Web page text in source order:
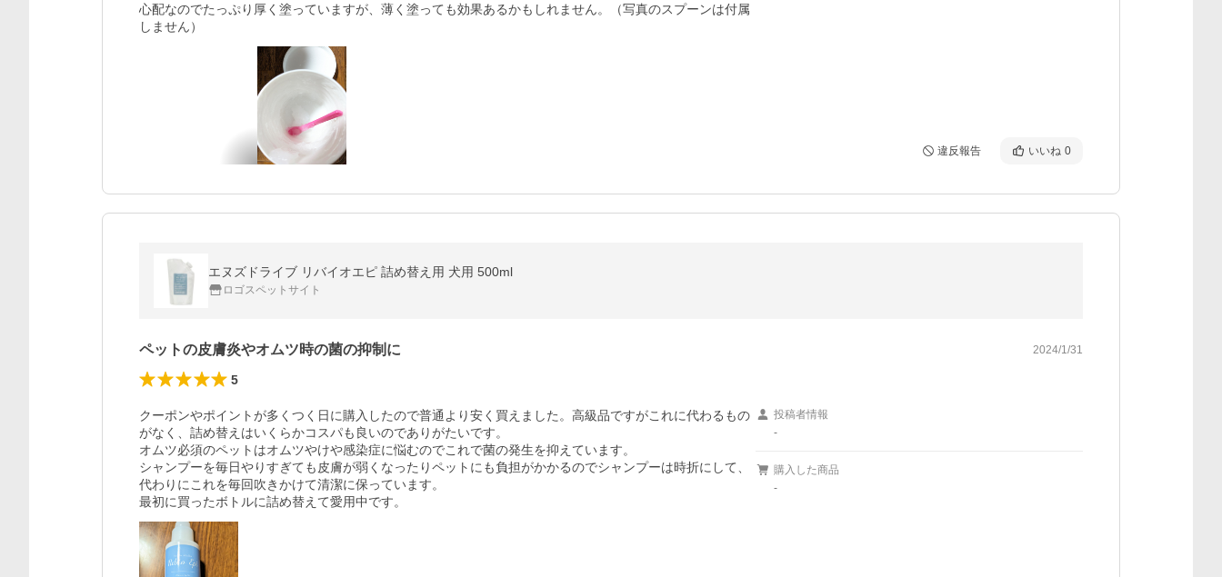
心配なのでたっぷり厚く塗っていますが、薄く塗っても効果あるかもしれません。（写真のスプーンは付属
しません）
違反報告 いいね 0
エヌズドライブ リバイオエピ 詰め替え用 犬用 500ml
ロゴスペットサイト
ペットの皮膚炎やオムツ時の菌の抑制に 2024/1/31
5
クーポンやポイントが多くつく日に購入したので普通より安く買えました。高級品ですがこれに代わるもの
がなく、詰め替えはいくらかコスパも良いのでありがたいです。
オムツ必須のペットはオムツやけや感染症に悩むのでこれで菌の発生を抑えています。
シャンプーを毎日やりすぎても皮膚が弱くなったりペットにも負担がかかるのでシャンプーは時折にして、
代わりにこれを毎回吹きかけて清潔に保っています。
最初に買ったボトルに詰め替えて愛用中です。
投稿者情報
-
購入した商品
-